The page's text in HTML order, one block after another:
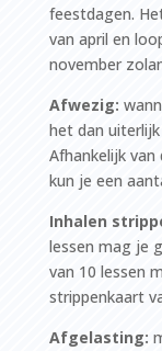
feestdagen.
van april en
november
Afwezig:
het dan
Afhankelijk
kun je een
Inhalen
lessen mag je
van 10 lessen
strippenkaart
Afgelasting: